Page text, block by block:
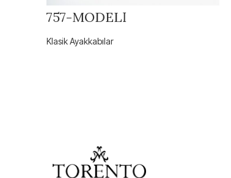
757-MODELİ
Klasik Ayakkabılar